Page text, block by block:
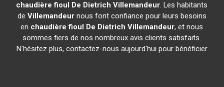
chaudière fioul De Dietrich Villemandeur. Les habitants
de Villemandeurnous font confiance pour leurs besoins
en chaudière fioul De Dietrich Villemandeur, et nous
sommes fiers de nos nombreux avis clients satisfaits.
N'hésitez plus, contactez-nous aujourd'hui pour bénéficier